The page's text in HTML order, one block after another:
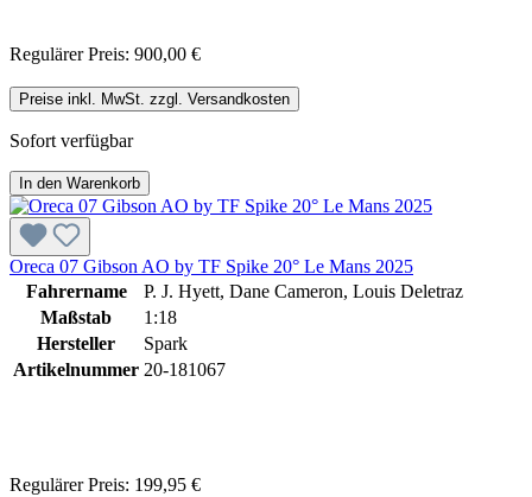
Regulärer Preis: 900,00 €
Preise inkl. MwSt. zzgl. Versandkosten
Sofort verfügbar
In den Warenkorb
Oreca 07 Gibson AO by TF Spike 20° Le Mans 2025
Fahrername
P. J. Hyett, Dane Cameron, Louis Deletraz
Maßstab
1:18
Hersteller
Spark
Artikelnummer 20-181067
Regulärer Preis: 199,95 €